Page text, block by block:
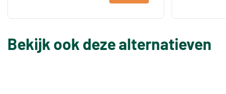
Bekijk ook deze alternatieven